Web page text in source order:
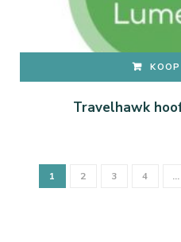
Travelhawk
1 2 3 4 …